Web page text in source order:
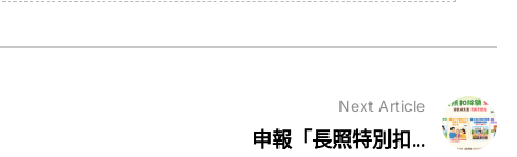
Next Article
申報「長照特別扣...